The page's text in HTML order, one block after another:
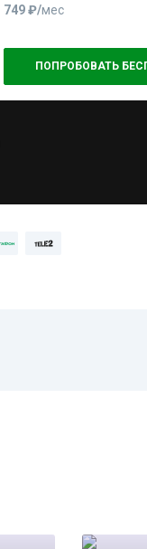
749 ₽⁠/⁠мес
ПОПРОБОВАТЬ